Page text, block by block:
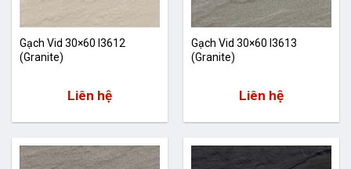
Gạch Vid 30×60 I3612
(Granite)
Liên hệ
Gạch Vid 30×60 I3613
(Granite)
Liên hệ